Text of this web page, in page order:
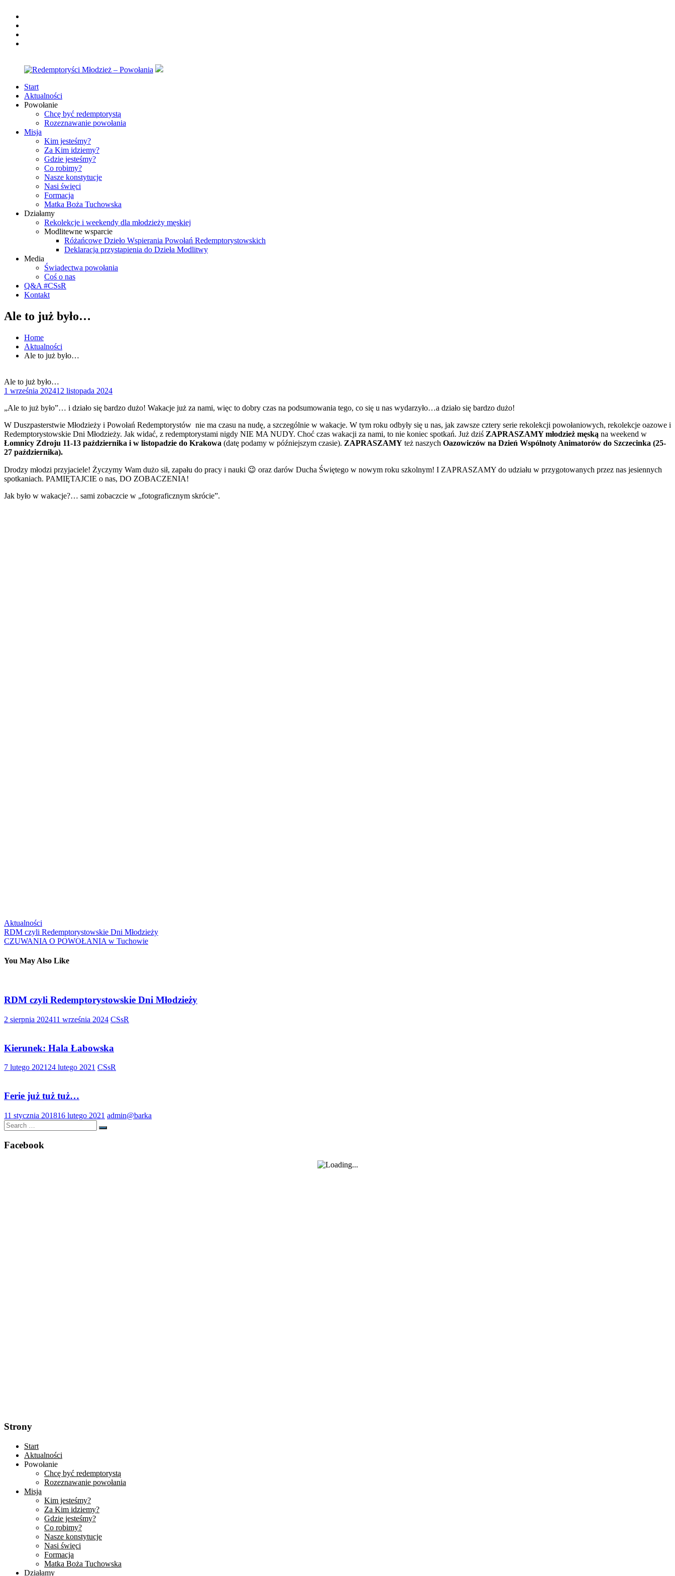
content
Redemptoryści
Młodzież
Powołania
Pomożemy
rozeznać
powołanie
życiowe
Start
Aktualności
Powołanie
Chcę być redemptorystą
Rozeznawanie powołania
Misja
Kim jesteśmy?
Za Kim idziemy?
Gdzie jesteśmy?
Co robimy?
Nasze konstytucje
Nasi święci
Formacja
Matka Boża Tuchowska
Działamy
Rekolekcje i weekendy dla młodzieży męskiej
Modlitewne wsparcie
Różańcowe Dzieło Wspierania Powołań Redemptorystowskich
Deklaracja przystąpienia do Dzieła Modlitwy
Media
Świadectwa powołania
Coś o nas
Q&A #CSsR
Kontakt
Ale to już było…
Home
Aktualności
Ale to już było…
Ale to już było…
1 września 202412 listopada 2024
„Ale to już było”… i działo się bardzo dużo! Wakacje już za nami, więc to dobry czas na podsumowania tego, co się u nas wydarzyło…a działo się bardzo dużo!
W Duszpasterstwie Młodzieży i Powołań Redemptorystów nie ma czasu na nudę, a szczególnie w wakacje. W tym roku odbyły się u nas, jak zawsze cztery serie rekolekcji powołaniowych, rekolekcje oazowe i
Redemptorystowskie Dni Młodzieży. Jak widać, z redemptorystami nigdy NIE MA NUDY. Choć czas wakacji za nami, to nie koniec spotkań. Już dziś ZAPRASZAMY młodzież męską na weekend w
Łomnicy Zdroju 11-13 października i w listopadzie do Krakowa (datę podamy w późniejszym czasie). ZAPRASZAMY też naszych Oazowiczów na Dzień Wspólnoty Animatorów do Szczecinka (25-
27 października).
Drodzy młodzi przyjaciele! Życzymy Wam dużo sił, zapału do pracy i nauki 😉 oraz darów Ducha Świętego w nowym roku szkolnym! I ZAPRASZAMY do udziału w przygotowanych przez nas jesiennych
spotkaniach. PAMIĘTAJCIE o nas, DO ZOBACZENIA!
Jak było w wakacje?… sami zobaczcie w „fotograficznym skrócie”.
Aktualności
Nawigacja
wpisu
RDM czyli Redemptorystowskie Dni Młodzieży
CZUWANIA O POWOŁANIA w Tuchowie
You May Also Like
RDM czyli Redemptorystowskie Dni Młodzieży
2 sierpnia 202411 września 2024 CSsR
Kierunek: Hala Łabowska
7 lutego 2021 24 lutego 2021 CSsR
Ferie już tuż tuż…
11 stycznia 201816 lutego 2021 admin@barka
Search
for:
Search
Facebook
Strony
Start
Aktualności
Powołanie
Chcę być redemptorystą
Rozeznawanie powołania
Misja
Kim jesteśmy?
Za Kim idziemy?
Gdzie jesteśmy?
Co robimy?
Nasze konstytucje
Nasi święci
Formacja
Matka Boża Tuchowska
Działamy